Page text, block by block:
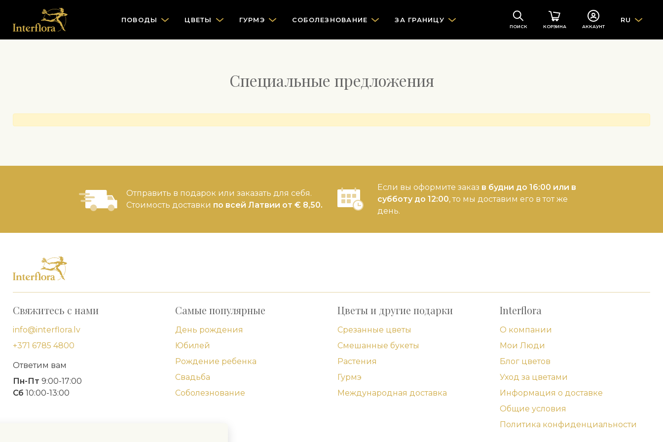
ПОВОДЫ ЦВЕТЫ ГУРМЭ СOБОЛЕЗНОВАНИЕ ЗА ГРАНИЦУ
ПОИСК КОРЗИНА АККАУНТ
RU
Специальные предложения
Отправить в подарок или заказать для себя.
Стоимость доставки по всей Латвии от € 8,50.
Если вы оформите заказ в будни до 16:00 или в
субботу до 12:00, то мы доставим его в тот же
день.
Свяжитесь с нами
info@interflora.lv
+371 6785 4800
Ответим вам
Пн-Пт 9:00-17:00
Сб 10:00-13:00
Самые популярные
День рождения
Юбилей
Рождение ребенка
Свадьба
Соболезнование
Цветы и другие подарки
Срезанные цветы
Смешанные букеты
Растения
Гурмэ
Международная доставка
Interflora
О компании
Мои Люди
Блог цветов
Уход за цветами
Информация о доставке
Общие условия
Политика конфиденциальности